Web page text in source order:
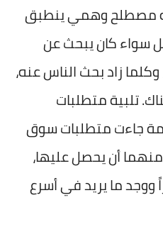
مصطلح وهمي ينطبق
كان يبحث عن
زاد بحث الناس عنه،
تلبية متطلبات
جاءت متطلبات سوق
أن يحصل عليها،
ووجد ما يريد في أسرع